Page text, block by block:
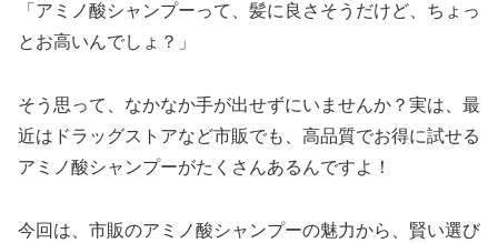
「アミノ酸シャンプーって、髪に良さそうだけど、ちょっ
とお高いんでしょ？」
そう思って、なかなか手が出せずにいませんか？実は、最
近はドラッグストアなど市販でも、高品質でお得に試せる
アミノ酸シャンプーがたくさんあるんですよ！
今回は、市販のアミノ酸シャンプーの魅力から、賢い選び